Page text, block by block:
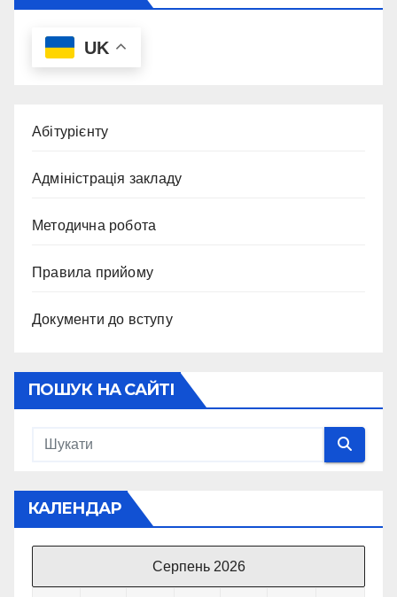
UK
Абітурієнту
Адміністрація закладу
Методична робота
Правила прийому
Документи до вступу
ПОШУК НА САЙТІ
КАЛЕНДАР
Серпень 2026